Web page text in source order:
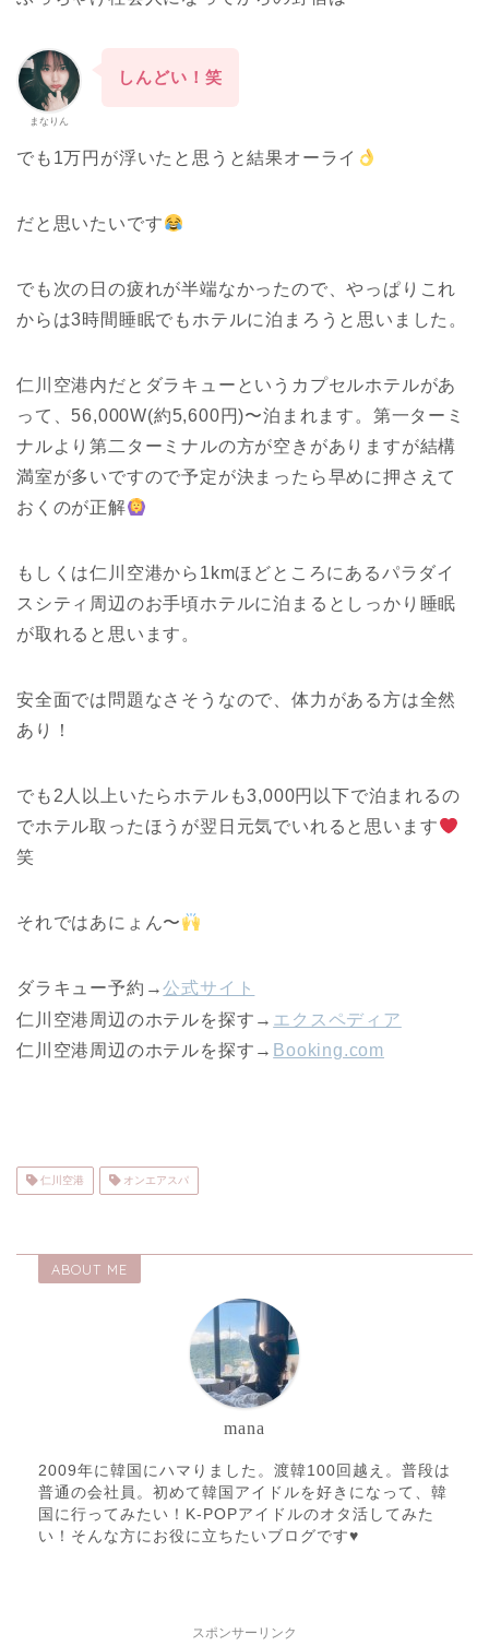
まなりん
しんどい！笑
でも1万円が浮いたと思うと結果オーライ
だと思いたいです
でも次の日の疲れが半端なかったので、やっぱりこれ
からは3時間睡眠でもホテルに泊まろうと思いました。
仁川空港内だとダラキューというカプセルホテルがあ
って、56,000W(約5,600円)〜泊まれます。第一ターミ
ナルより第二ターミナルの方が空きがありますが結構
満室が多いですので予定が決まったら早めに押さえて
おくのが正解
もしくは仁川空港から1kmほどところにあるパラダイ
スシティ周辺のお手頃ホテルに泊まるとしっかり睡眠
が取れると思います。
安全面では問題なさそうなので、体力がある方は全然
あり！
でも2人以上いたらホテルも3,000円以下で泊まれるの
でホテル取ったほうが翌日元気でいれると思います
笑
それではあにょん〜
ダラキュー予約→公式サイト
仁川空港周辺のホテルを探す→ エクスペディア
仁川空港周辺のホテルを探す→ Booking.com
仁川空港 オンエアスパ
ABOUT ME
mana
2009年に韓国にハマりました。渡韓100回越え。普段は
普通の会社員。初めて韓国アイドルを好きになって、韓
国に行ってみたい！K-POPアイドルのオタ活してみた
い！そんな方にお役に立ちたいブログです♥️
スポンサーリンク